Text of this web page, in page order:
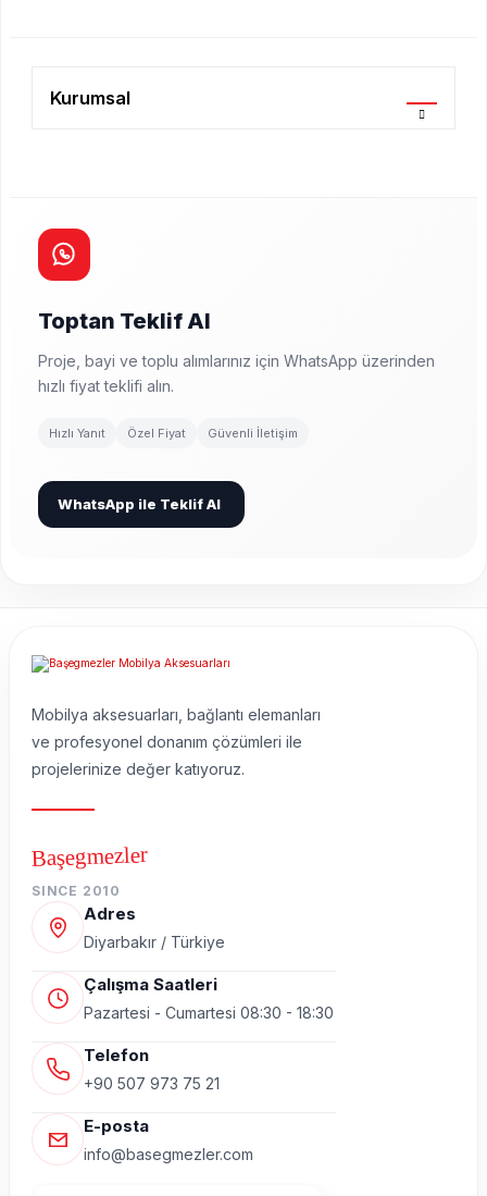
Kurumsal
Toptan Teklif Al
Proje, bayi ve toplu alımlarınız için WhatsApp üzerinden
hızlı fiyat teklifi alın.
Hızlı Yanıt Özel Fiyat Güvenli İletişim
WhatsApp ile Teklif Al
Mobilya aksesuarları, bağlantı elemanları
ve profesyonel donanım çözümleri ile
projelerinize değer katıyoruz.
Başegmezler
SINCE 2010
Adres
Diyarbakır / Türkiye
Çalışma Saatleri
Pazartesi - Cumartesi 08:30 - 18:30
Telefon
+90 507 973 75 21
E-posta
info@basegmezler.com